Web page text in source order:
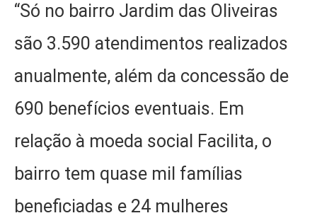
“Só no bairro Jardim das Oliveiras
são 3.590 atendimentos realizados
anualmente, além da concessão de
690 benefícios eventuais. Em
relação à moeda social Facilita, o
bairro tem quase mil famílias
beneficiadas e 24 mulheres